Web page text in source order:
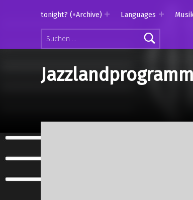
Suchen nach:
tonight? (+Archive) Languages
Jazzlandprogramm